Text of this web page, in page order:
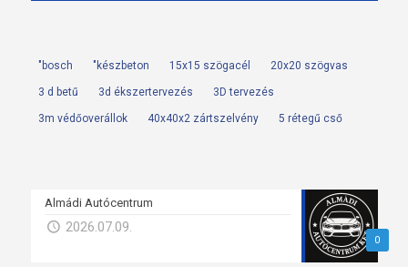
"bosch "készbeton 15x15 szögacél 20x20 szögvas
3 d betű 3d ékszertervezés 3D tervezés
3m védőoverállok 40x40x2 zártszelvény 5 rétegű cső
0
Almádi Autócentrum
2026.07.09.